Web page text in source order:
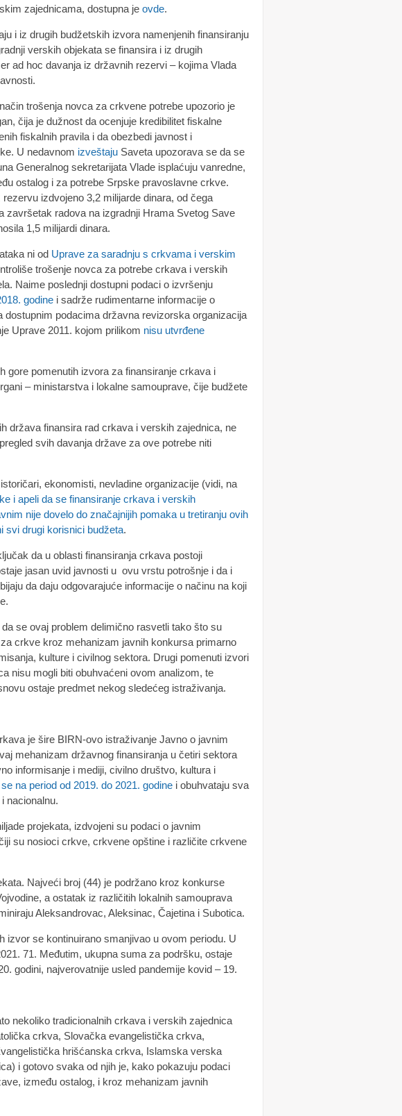
zajednicama, dostupna je ovde.
i iz drugih budžetskih izvora namenjenih finansiranju
verskih objekata se finansira i iz drugih
ad hoc davanja iz državnih rezervi – kojima Vlada
trošenja novca za crkvene potrebe upozorio je
čija je dužnost da ocenjuje kredibilitet fiskalne
fiskalnih pravila i da obezbedi javnost i
U nedavnom izveštaju Saveta upozorava se da se
Generalnog sekretarijata Vlade isplaćuju vanredne,
ostalog i za potrebe Srpske pravoslavne crkve.
izdvojeno 3,2 milijarde dinara, od čega
završetak radova na izgradnji Hrama Svetog Save
1,5 milijardi dinara.
ni od Uprave za saradnju s crkvama i verskim
trošenje novca za potrebe crkava i verskih
Naime poslednji dostupni podaci o izvršenju
godine i sadrže rudimentarne informacije o
dostupnim podacima državna revizorska organizacija
Uprave 2011. kojom prilikom nisu utvrđene
gore pomenutih izvora za finansiranje crkava i
– ministarstva i lokalne samouprave, čije budžete
država finansira rad crkava i verskih zajednica, ne
svih davanja države za ove potrebe niti
ekonomisti, nevladine organizacije (vidi, na
i apeli da se finansiranje crkava i verskih
nije dovelo do značajnijih pomaka u tretiranju ovih
svi drugi korisnici budžeta.
da u oblasti finansiranja crkava postoji
jasan uvid javnosti u ovu vrstu potrošnje i da i
da daju odgovarajuće informacije o načinu na koji
se ovaj problem delimično rasvetli tako što su
crkve kroz mehanizam javnih konkursa primarno
kulture i civilnog sektora. Drugi pomenuti izvori
nisu mogli biti obuhvaćeni ovom analizom, te
ostaje predmet nekog sledećeg istraživanja.
je šire BIRN-ovo istraživanje Javno o javnim
mehanizam državnog finansiranja u četiri sektora
informisanje i mediji, civilno društvo, kultura i
na period od 2019. do 2021. godine i obuhvataju sva
nacionalnu.
projekata, izdvojeni su podaci o javnim
su nosioci crkve, crkvene opštine i različite crkvene
Najveći broj (44) je podržano kroz konkurse
a ostatak iz različitih lokalnih samouprava
Aleksandrovac, Aleksinac, Čajetina i Subotica.
izvor se kontinuirano smanjivao u ovom periodu. U
71. Međutim, ukupna suma za podršku, ostaje
godini, najverovatnije usled pandemije kovid – 19.
nekoliko tradicionalnih crkava i verskih zajednica
crkva, Slovačka evangelistička crkva,
hrišćanska crkva, Islamska verska
i gotovo svaka od njih je, kako pokazuju podaci
između ostalog, i kroz mehanizam javnih